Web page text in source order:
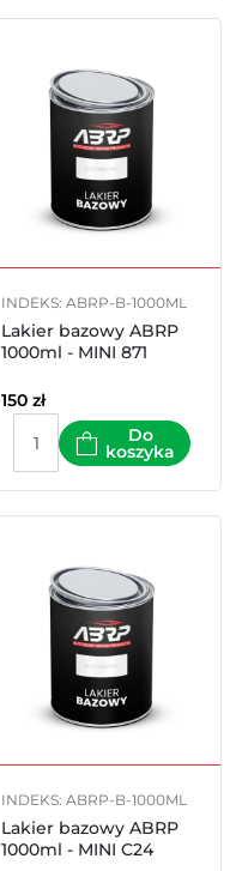
INDEKS: ABRP-B-1000ML
Lakier bazowy ABRP
1000ml - MINI 871
150 zł
Do
koszyka
INDEKS: ABRP-B-1000ML
Lakier bazowy ABRP
1000ml - MINI C24